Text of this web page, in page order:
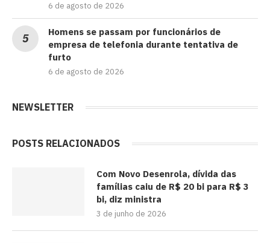
6 de agosto de 2026
Homens se passam por funcionários de
empresa de telefonia durante tentativa de
furto
6 de agosto de 2026
NEWSLETTER
POSTS RELACIONADOS
Com Novo Desenrola, dívida das
famílias caiu de R$ 20 bi para R$ 3
bi, diz ministra
3 de junho de 2026